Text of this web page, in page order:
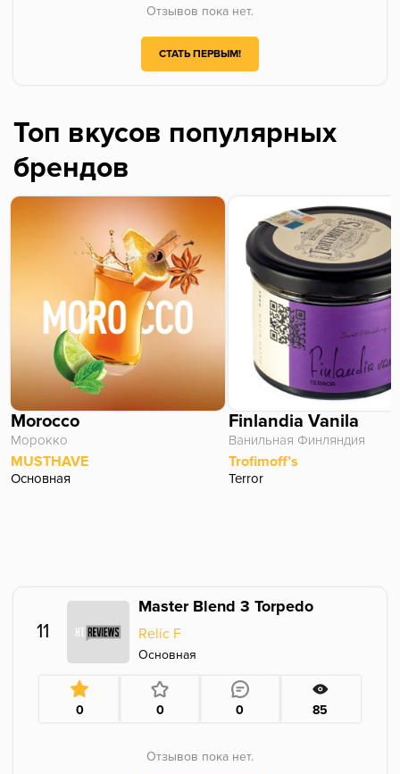
Отзывов пока нет.
СТАТЬ ПЕРВЫМ!
Топ вкусов популярных
брендов
Morocco
Морокко
MUSTHAVE
Основная
Finlandia Vanila
Ванильная Финляндия
Trofimoff’s
Terror
11
Master Blend 3 Torpedo
Relic F
Основная
0 0 0 85
Отзывов пока нет.